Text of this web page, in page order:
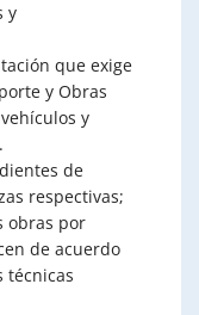
y
que exige
y Obras
y
de
respectivas;
obras por
de acuerdo
técnicas